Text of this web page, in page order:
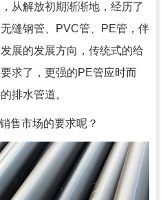
从解放初期渐渐地，经历了
缝钢管、PVC管、PE管，伴
展的发展方向，传统式的给
求了，更强的PE管应时而
排水管道。
售市场的要求呢？